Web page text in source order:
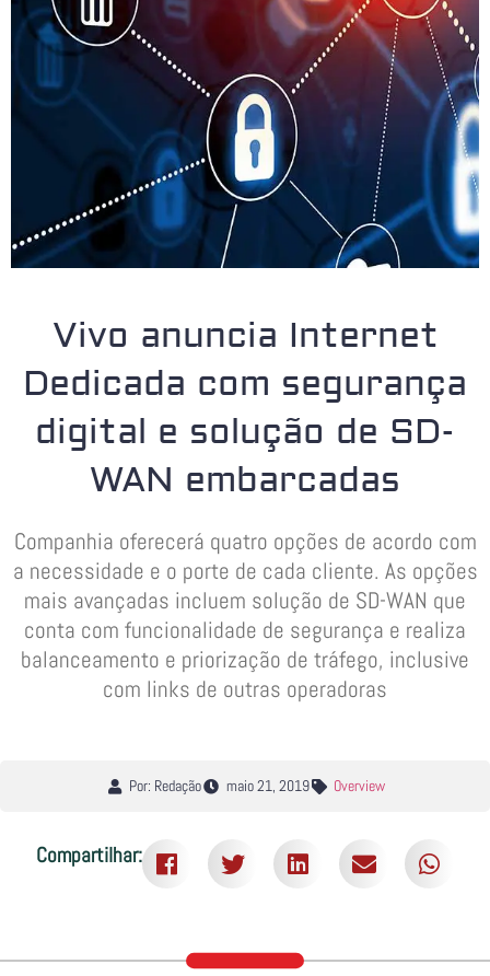
Vivo anuncia Internet
Dedicada com segurança
digital e solução de SD-
WAN embarcadas
Companhia oferecerá quatro opções de acordo com
a necessidade e o porte de cada cliente. As opções
mais avançadas incluem solução de SD-WAN que
conta com funcionalidade de segurança e realiza
balanceamento e priorização de tráfego, inclusive
com links de outras operadoras
Por: Redação maio 21, 2019 Overview
Compartilhar: